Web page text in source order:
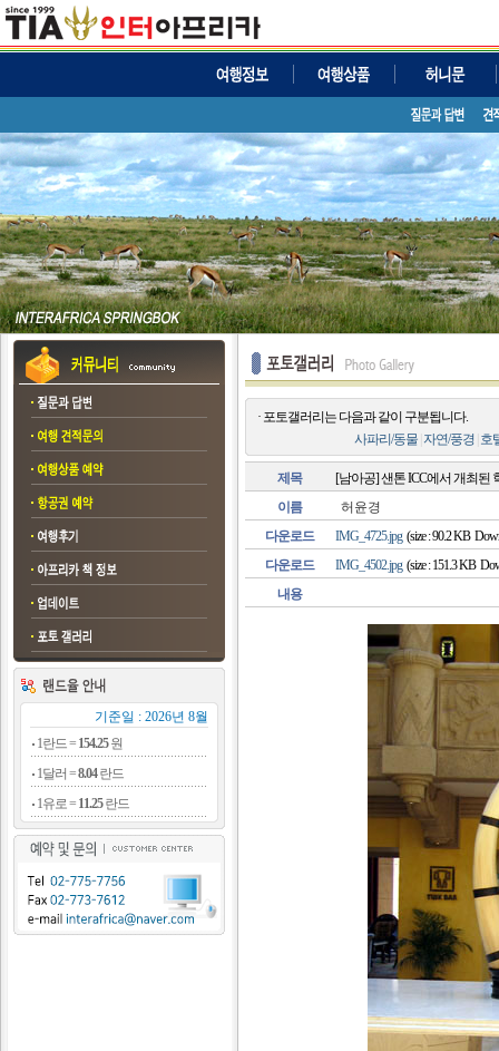
기준일 : 2026년 8월
1란드 = 154.25원
1달러 =8.04란드
1유로 = 11.25란드
· 포토갤러리는 다음과 같이 구분됩니다.
사파리/동물 자연/풍경 호
제목
[남아공] 샌톤 ICC에서 개최된
이름
허윤경
다운로드
IMG_4725.jpg(size : 90.2 KB
다운로드
IMG_4502.jpg(size : 151.3 KB
내용